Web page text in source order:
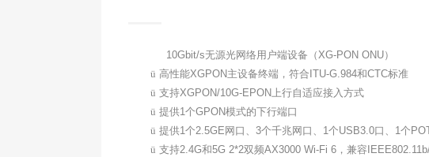
10Gbit/s无源光网络用户端设备（XG-PON ONU）
ü 高性能XGPON主设备终端，符合 ITU-G.984和CTC标准
ü 支持XGPON/10G-EPON上行自适应接入方式
ü 提供1个GPON模式的下行端口
ü 提供1个2.5GE 网口、 3个千兆网口、 1个USB3.0口、 1个
ü 支持2.4G和5G 2*2双频AX3000 Wi-Fi 6，兼容